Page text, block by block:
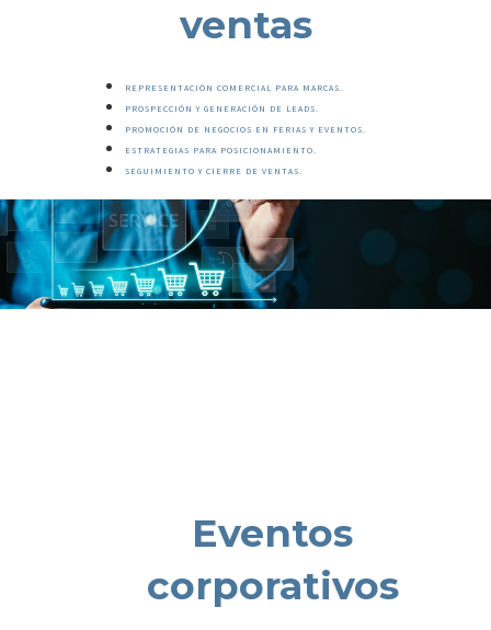
ventas
REPRESENTACIÓN COMERCIAL PARA MARCAS.
PROSPECCIÓN Y GENERACIÓN DE LEADS.
PROMOCIÓN DE NEGOCIOS EN FERIAS Y EVENTOS.
ESTRATEGIAS PARA POSICIONAMIENTO.
SEGUIMIENTO Y CIERRE DE VENTAS.
Eventos
corporativos